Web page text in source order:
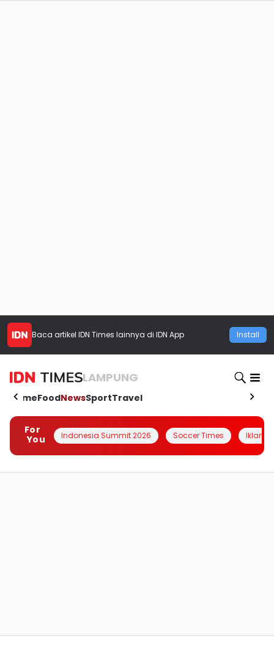
Baca artikel IDN Times lainnya di IDN App Install
LAMPUNG
HomeFoodNewsSportTravel
For
You
Indonesia Summit 2026 Soccer Times Iklanin